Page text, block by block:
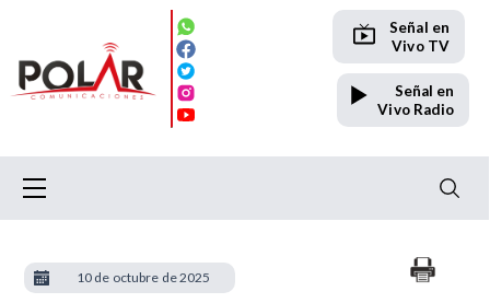
Señal en
Vivo TV
Señal en
Vivo Radio
10 de octubre de 2025